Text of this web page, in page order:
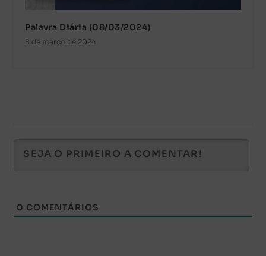
Palavra Diária (08/03/2024)
8 de março de 2024
0 COMENTÁRIOS